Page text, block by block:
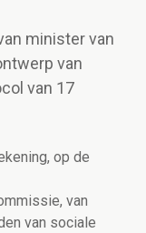
minister van
van
van 17
op de
van
van sociale